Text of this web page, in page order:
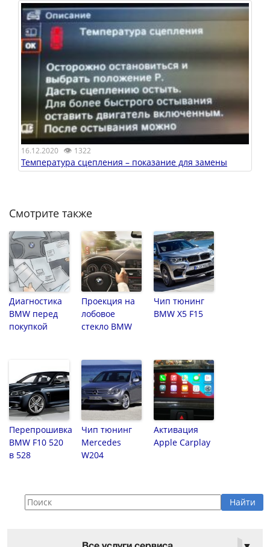
16.12.2020 👁 1322
Температура сцепления – показание для замены
Смотрите также
Диагностика
BMW перед
покупкой
Проекция на
лобовое
стекло BMW
Чип тюнинг
BMW X5 F15
Перепрошивка
BMW F10 520
в 528
Чип тюнинг
Mercedes
W204
Активация
Apple Carplay